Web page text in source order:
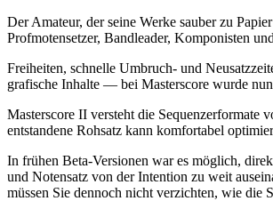
Der Amateur, der seine Werke sauber zu
Profmotensetzer, Bandleader, Komponisten
Freiheiten, schnelle Umbruch- und
grafische Inhalte — bei Masterscore wurde
Masterscore II versteht die
entstandene Rohsatz kann komfortabel
In frühen Beta-Versionen war es möglich,
und Notensatz von der Intention zu weit
müssen Sie dennoch nicht verzichten, wie die